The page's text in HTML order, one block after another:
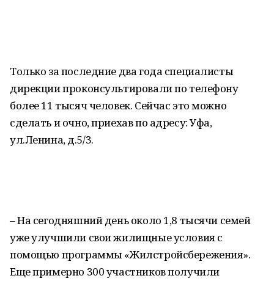
Только за последние два года специалисты
дирекции проконсультировали по телефону
более 11 тысяч человек. Сейчас это можно
сделать и очно, приехав по адресу: Уфа,
ул.Ленина, д.5/3.
– На сегодняшний день около 1,8 тысячи семей
уже улучшили свои жилищные условия с
помощью программы «Жилстройсбережения».
Еще примерно 300 участников получили